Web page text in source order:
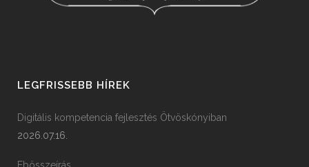
LEGFRISSEBB HÍREK
Digitális kompetencia fejlesztés Ötvöskónyiban
2026.07.16.